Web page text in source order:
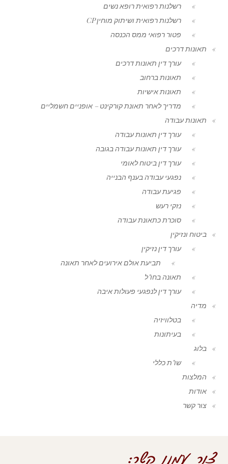
רשלנות רפואית רופא נשים
רשלנות רפואית ושיתוק מוחין CP
פטור רפואי ממס הכנסה
תאונות דרכים
עורך דין תאונות דרכים
תאונות ברחוב
תאונות אישיות
מדריך לאחר תאונת קורקינט – אופניים חשמליים
תאונות עבודה
עורך דין תאונות עבודה
עורך דין תאונות עבודה בגובה
עורך דין ביטוח לאומי
נפגעי עבודה בענף הבנייה
פגיעת עבודה
נזקי רעש
סוכרת כתאונת עבודה
ביטוח ונזיקין
עורך דין נזיקין
תביעת אולם אירועים לאחר תאונה
תאונה בחו"ל
עורך דין לנפגעי פעולות איבה
מדיה
בטלוויזיה
בעיתונות
בלוג
שו"ת כללי
המלצות
אודות
צור קשר